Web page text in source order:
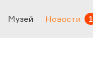
Музей Новости 1